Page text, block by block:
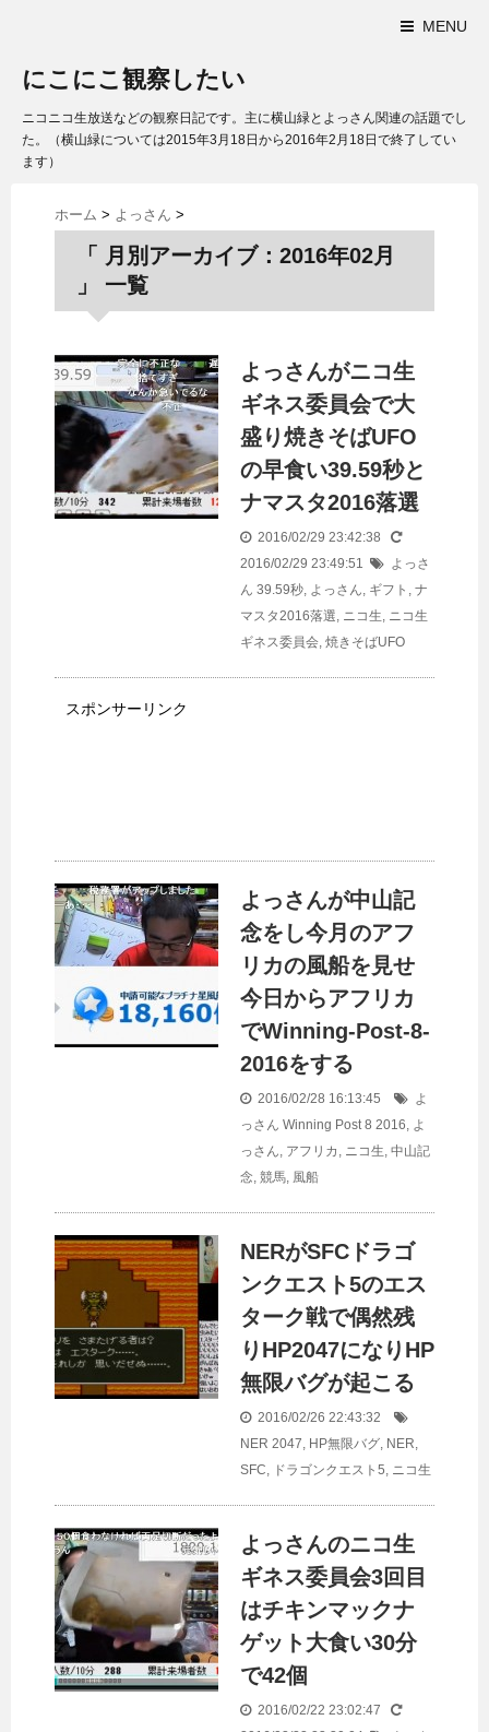
MENU
にこにこ観察したい
ニコニコ生放送などの観察日記です。主に横山緑とよっさん関連の話題でし
た。（横山緑については2015年3月18日から2016年2月18日で終了してい
ます）
ホーム > よっさん >
「 月別アーカイブ：2016年02月
」 一覧
よっさんがニコ生
ギネス委員会で大
盛り焼きそばUFO
の早食い39.59秒と
ナマスタ2016落選
2016/02/29 23:42:38
2016/02/29 23:49:51
よっさ
ん 39.59秒, よっさん, ギフト , ナ
マスタ2016落選, ニコ生, ニコ生
ギネス委員会, 焼きそばUFO
スポンサーリンク
よっさんが中山記
念をし今月のアフ
リカの風船を見せ
今日からアフリカ
でWinning-Post-8-
2016をする
2016/02/28 16:13:45
よ
っさん Winning Post 8 2016, よ
っさん, アフリカ , ニコ生, 中山記
念, 競馬, 風船
NERがSFCドラゴ
ンクエスト5のエス
ターク戦で偶然残
りHP2047になりHP
無限バグが起こる
2016/02/26 22:43:32
NER 2047, HP無限バグ, NER,
SFC, ドラゴンクエスト5, ニコ生
よっさんのニコ生
ギネス委員会3回目
はチキンマックナ
ゲット大食い30分
で42個
2016/02/22 23:02:47